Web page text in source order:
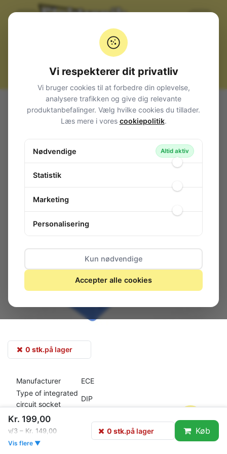
Alle produkter Komponenter IC, diverse
IC sokler
Testsokler
Test Socket 28-Pole 7,62/15,24mm
150-255 / ELK02800
0 stk.på lager
Manufacturer
ECE
Type of integrated
circuit socket
DIP
Kind of socket
Number of pins
Row pitch
7.62/15.24mm
Kr. 199,00
v/3 – Kr. 149,00
Vis flere ▼
0 stk.på lager Køb
Vi respekterer dit privatliv
Vi bruger cookies til at forbedre din oplevelse,
analysere trafikken og give dig relevante
produktanbefalinger. Vælg hvilke cookies du tillader.
Læs mere i vores cookiepolitik.
Nødvendige Altid aktiv
Statistik
Marketing
Personalisering
Kun nødvendige
Accepter alle cookies